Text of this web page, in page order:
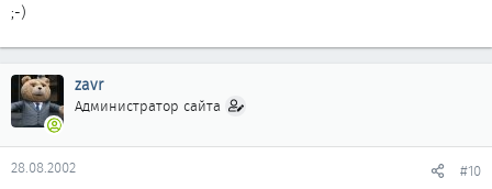
;-)
zavr
Администратор сайта
28.08.2002 #10